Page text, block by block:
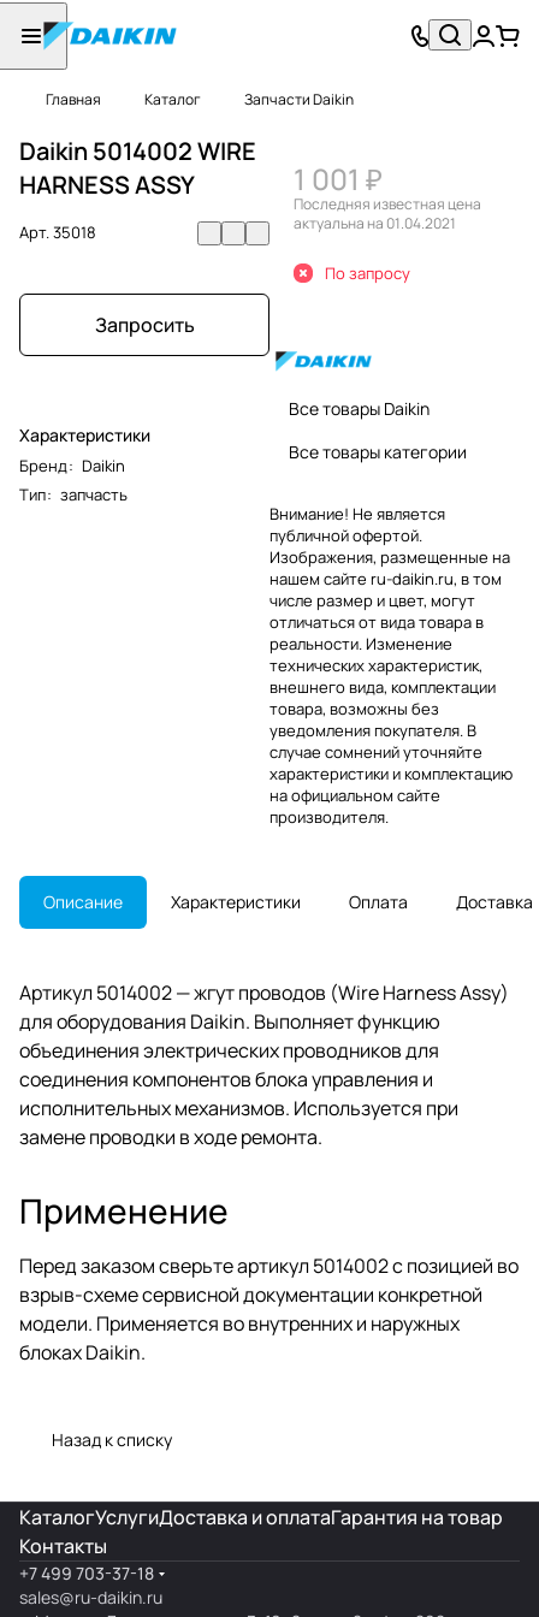
Главная Каталог Запчасти Daikin
Daikin 5014002 WIRE
HARNESS ASSY
Арт.35018
Запросить
Характеристики
Бренд: Daikin
Тип: запчасть
1 001 ₽
Последняя известная цена
актуальна на 01.04.2021
По запросу
Все товары Daikin
Все товары категории
Внимание! Не является
публичной офертой.
Изображения, размещенные на
нашем сайте ru-daikin.ru, в том
числе размер и цвет, могут
отличаться от вида товара в
реальности. Изменение
технических характеристик,
внешнего вида, комплектации
товара, возможны без
уведомления покупателя. В
случае сомнений уточняйте
характеристики и комплектацию
на официальном сайте
производителя.
Описание Характеристики Оплата Доставка
Артикул 5014002 — жгут проводов (Wire Harness Assy)
для оборудования Daikin. Выполняет функцию
объединения электрических проводников для
соединения компонентов блока управления и
исполнительных механизмов. Используется при
замене проводки в ходе ремонта.
Применение
Перед заказом сверьте артикул 5014002 с позицией во
взрыв-схеме сервисной документации конкретной
модели. Применяется во внутренних и наружных
блоках Daikin.
Назад к списку
КаталогУслугиДоставка и оплатаГарантия на товар
Контакты
+7 499 703-37-18
sales@ru-daikin.ru